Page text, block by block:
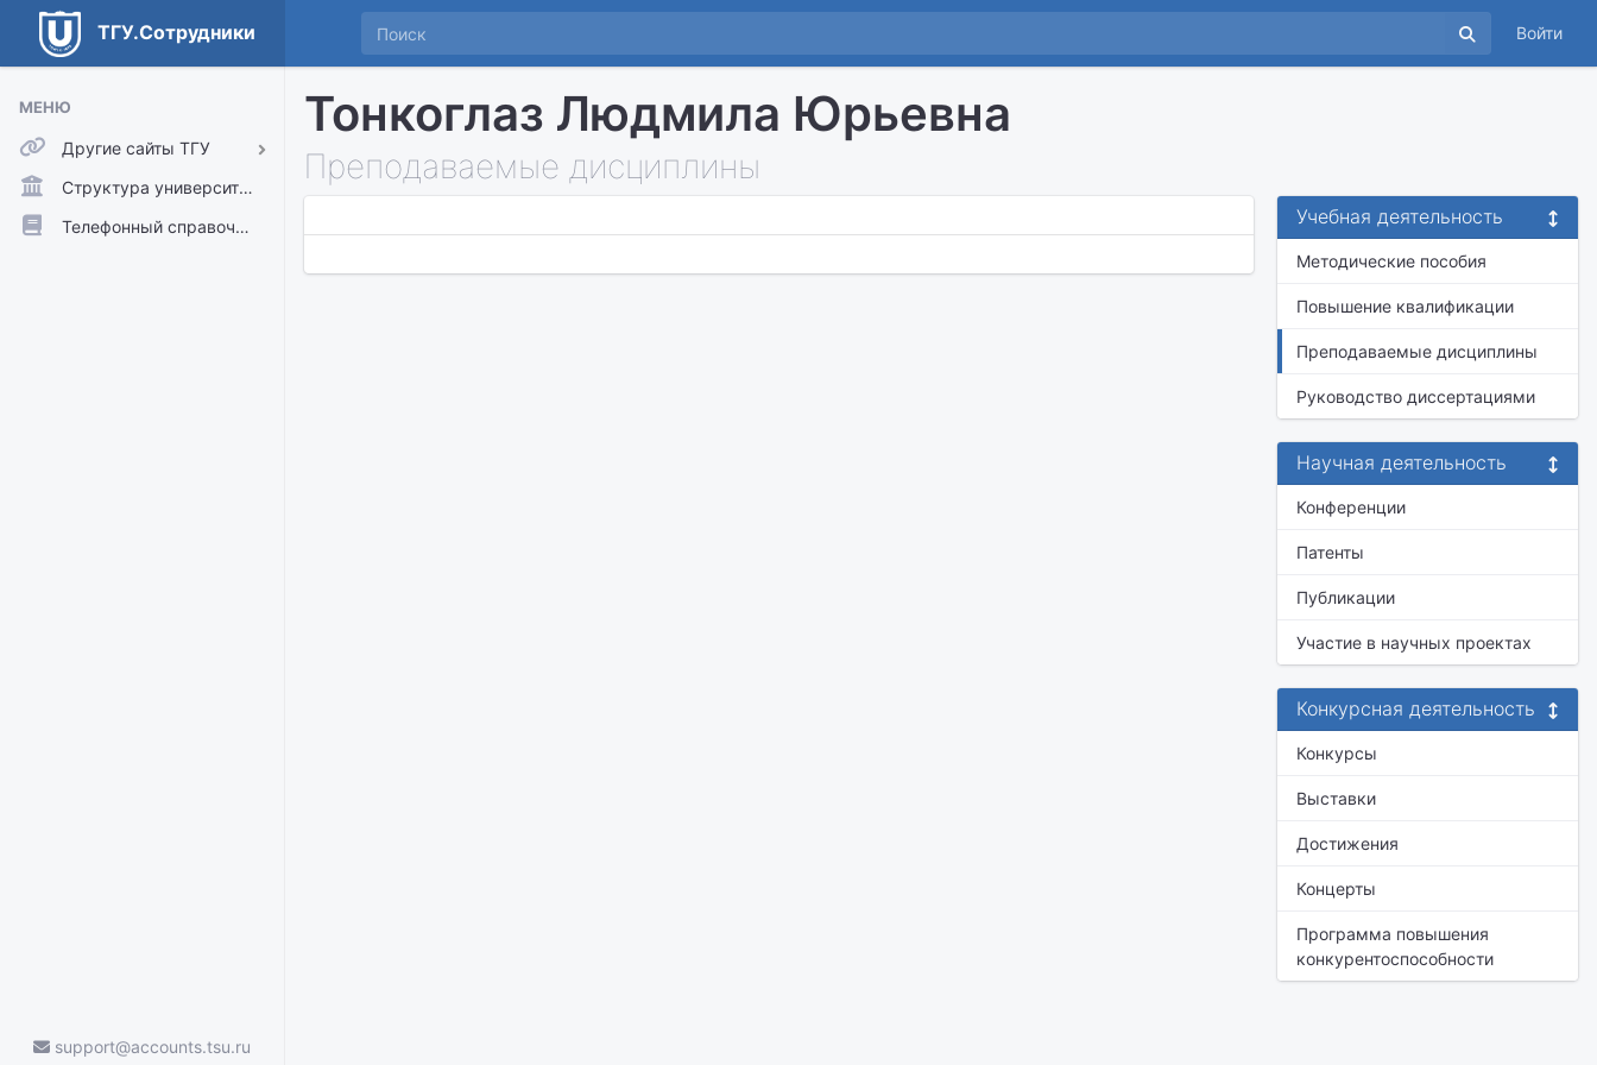
ТГУ.Сотрудники Войти
МЕНЮ
Другие сайты ТГУ
ТГУ.Аккаунты
ТГУ.Расписание
Структура университета
Телефонный справочник
support@accounts.tsu.ru
Тонкоглаз Людмила Юрьевна
Преподаваемые дисциплины
Учебная деятельность
Методические пособия
Повышение квалификации
Преподаваемые дисциплины
Руководство диссертациями
Научная деятельность
Конференции
Патенты
Публикации
Участие в научных проектах
Конкурсная деятельность
Конкурсы
Выставки
Достижения
Концерты
Программа повышения
конкурентоспособности